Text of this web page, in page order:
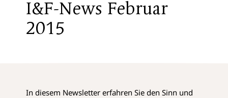
I&F-News Februar
2015
In diesem Newsletter erfahren Sie den Sinn und